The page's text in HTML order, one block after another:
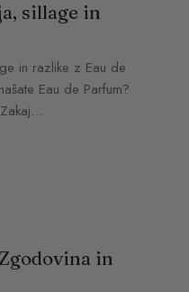
sillage in
in razlike z Eau de
Eau de Parfum?
in